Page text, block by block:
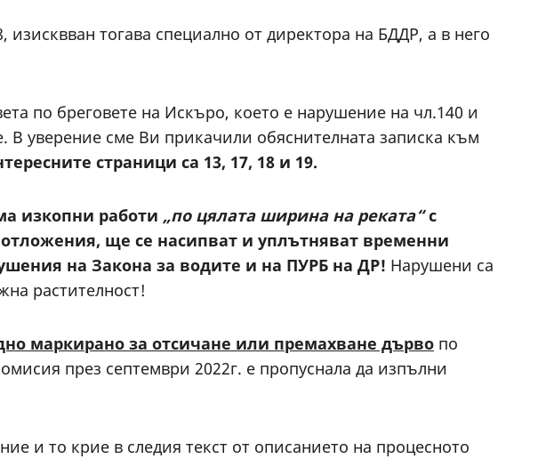
тогава специално от директора на БДДР, а в него
по бреговете на Искъро, което е нарушение на чл.140 и
В уверение сме Ви прикачили обяснителната записка към
страници са 13, 17, 18 и 19.
изкопни работи „по цялата ширина на реката“с
ще се насипват и уплътняват временни
на Закона за водите и на ПУРБ на ДР! Нарушени са
растителност!
маркирано за отсичане или премахване дърво по
през септември 2022г. е пропуснала да изпълни
и то крие в следия текст от описанието на процесното